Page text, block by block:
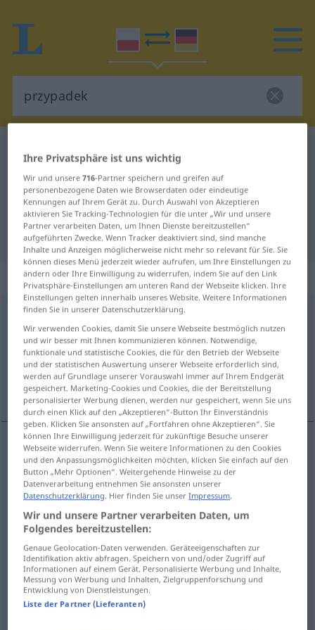
Polnisch-Deutsch Übersetzung für
"przypadek"
"przypadek" Deutsch Übersetzung
„przypadek“: rodzaj męski
przypadekm <-dku;-dki>
Übersicht aller Übersetzungen
(Für mehr Details die Übersetzung anklicken/antippen)
Zufall, Fall Fall, Kasus
Zufallm przypadek traf
Fallm przypadek zdarzenie
Fallm przypadek GRAM <-dka>
Kasusm przypadek GRAM
Ihre Privatsphäre ist uns wichtig
Wir und unsere716-Partner speichern und greifen auf
personenbezogene Daten wie Browserdaten oder eindeutige
Kennungen auf Ihrem Gerät zu. Durch Auswahl von Akzeptieren
aktivieren Sie Tracking-Technologien für die unter „Wir und unsere
Partner verarbeiten Daten, um Ihnen Dienste bereitzustellen“
aufgeführten Zwecke. Wenn Tracker deaktiviert sind, sind manche
Inhalte und Anzeigen möglicherweise nicht mehr so relevant für Sie. Sie
können dieses Menü jederzeit wieder aufrufen, um Ihre Einstellungen zu
ändern oder Ihre Einwilligung zu widerrufen, indem Sie auf den Link
Privatsphäre-Einstellungen am unteren Rand der Webseite klicken. Ihre
Einstellungen gelten innerhalb unseres Website. Weitere Informationen
finden Sie in unserer Datenschutzerklärung.
Wir verwenden Cookies, damit Sie unsere Webseite bestmöglich nutzen
und wir besser mit Ihnen kommunizieren können. Notwendige,
funktionale und statistische Cookies, die für den Betrieb der Webseite
und der statistischen Auswertung unserer Webseite erforderlich sind,
werden auf Grundlage unserer Vorauswahl immer auf Ihrem Endgerät
gespeichert. Marketing-Cookies und Cookies, die der Bereitstellung
personalisierter Werbung dienen, werden nur gespeichert, wenn Sie uns
durch einen Klick auf den „Akzeptieren“-Button Ihr Einverständnis
geben. Klicken Sie ansonsten auf „Fortfahren ohne Akzeptieren“. Sie
können Ihre Einwilligung jederzeit für zukünftige Besuche unserer
Webseite widerrufen. Wenn Sie weitere Informationen zu den Cookies
und den Anpassungsmöglichkeiten möchten, klicken Sie einfach auf den
Button „Mehr Optionen“. Weitergehende Hinweise zu der
Datenverarbeitung entnehmen Sie ansonsten unserer
Datenschutzerklärung. Hier finden Sie unserImpressum.
Wir und unsere Partner verarbeiten Daten, um
Folgendes bereitzustellen:
Genaue Geolocation-Daten verwenden. Geräteeigenschaften zur
Identifikation aktiv abfragen. Speichern von und/oder Zugriff auf
Informationen auf einem Gerät. Personalisierte Werbung und Inhalte,
Messung von Werbung und Inhalten, Zielgruppenforschung und
Entwicklung von Dienstleistungen.
Liste der Partner (Lieferanten)